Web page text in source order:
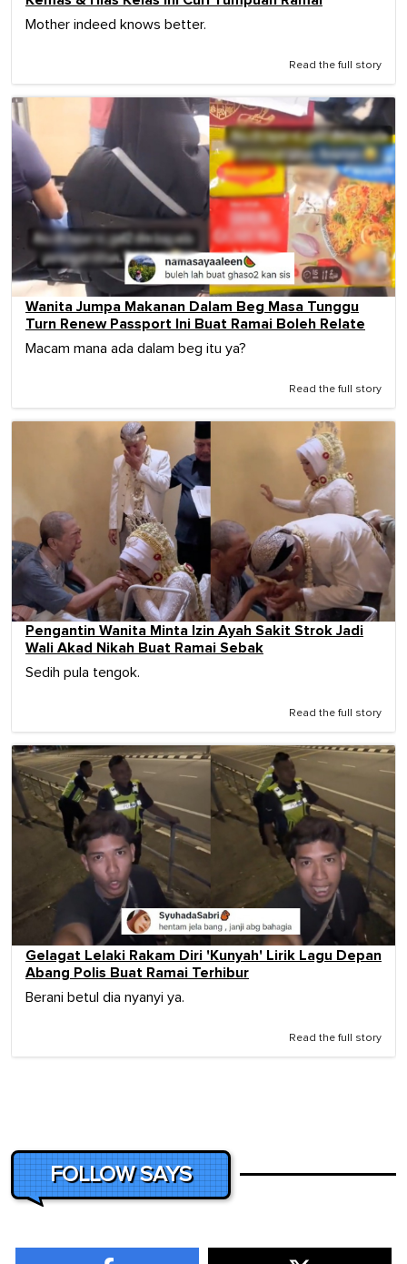
Mother indeed knows better.
Read the full story
Wanita Jumpa Makanan Dalam Beg Masa Tunggu
Turn Renew Passport Ini Buat Ramai Boleh Relate
Macam mana ada dalam beg itu ya?
Read the full story
Pengantin Wanita Minta Izin Ayah Sakit Strok Jadi
Wali Akad Nikah Buat Ramai Sebak
Sedih pula tengok.
Read the full story
Gelagat Lelaki Rakam Diri 'Kunyah' Lirik Lagu Depan
Abang Polis Buat Ramai Terhibur
Berani betul dia nyanyi ya.
Read the full story
FOLLOW SAYS